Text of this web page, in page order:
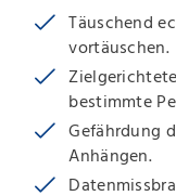
Täuschend
vortäuschen.
bestimmte
Gefährdung
Anhängen.